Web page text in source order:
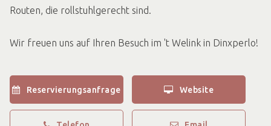
Routen, die rollstuhlgerecht sind.
Wir freuen uns auf Ihren Besuch im 't Welink in Dinxperlo!
Reservierungsanfrage Website